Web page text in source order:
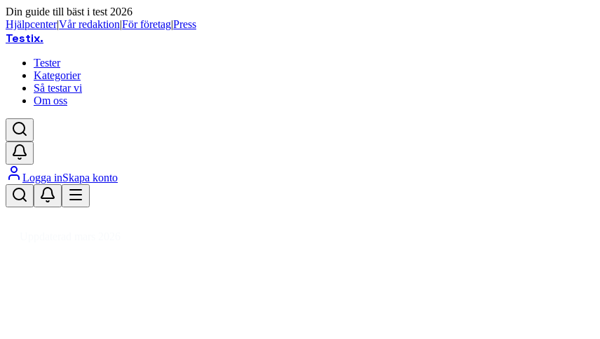
Din guide till bäst i test 2026
Hjälpcenter|Vår redaktion|För företag|Press
Testix.
Tester
Kategorier
Så testar vi
Om oss
Logga inSkapa konto